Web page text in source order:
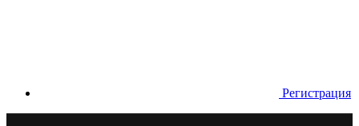
Регистрация